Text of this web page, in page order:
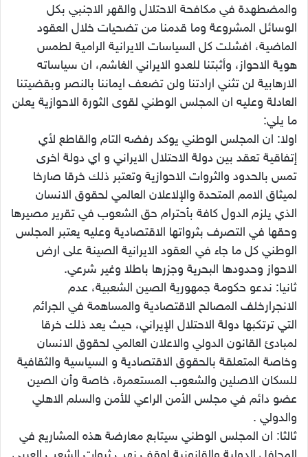
والمضطهدة في مكافحة الاحتلال والقهر الاجنبي بكل
الوسائل المشروعة وما قدمنا من تضحيات خلال العقود
الماضية، افشلت كل السياسات الايرانية الرامية لطمس
هوية الاحواز، وأثبتنا للعدو الايراني الغاشم، ان سياساته
الارهابية لن تثني ارادتنا ولن تضعف ايماننا بالنصر وبقضيتنا
العادلة وعليه ان المجلس الوطني لقوى الثورة الاحوازية يعلن
ما يلي:
اولا: ان المجلس الوطني يوكد رفضه التام والقاطع لأي
إتفاقية تعقد بين دولة الاحتلال الايراني و اي دولة اخرى
تمس بالحدود والثروات الاحوازية وتعتبر ذلك خرقا صارخا
لميثاق الامم المتحدة والإلاعلان العالمي لحقوق الانسان
الذي يلزم الدول كافة بأحترام حق الشعوب في تقرير مصيرها
وحقها في التصرف بثرواتها الاقتصادية وعليه يعتبر المجلس
الوطني كل ما جاء في العقود الايرانية الصينة على ارض
الاحواز وحدودها البحرية وجزرها باطلا وغير شرعي.
ثانيا: ندعو حكومة جمهورية الصين الشعبية، عدم
الانجرارخلف المصالح الاقتصادية والمساهمة في الجرائم
التي ترتكبها دولة الاحتلال الإيراني، حيث يعد ذلك خرقا
لمبادئ القانون الدولي والاعلان العالمي لحقوق الانسان
وخاصة المتعلقة بالحقوق الاقتصادية و السياسية والثقافية
للسكان الاصلين والشعوب المستعمرة، خاصة وأن الصين
عضو دائم في مجلس الأمن الراعي للأمن والسلم الاهلي
والدولي .
ثالثا: ان المجلس الوطني سيتابع معارضة هذه المشاريع في